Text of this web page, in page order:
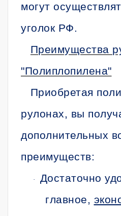
могут
уголок РФ.
Преимущества
"Полиплопилена"
Приобретая
рулонах, вы
дополнительных
преимуществ:
·
Достаточно
главное,